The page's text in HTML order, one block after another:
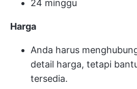
24 minggu
Harga
Anda harus
detail harga, tetapi
tersedia.